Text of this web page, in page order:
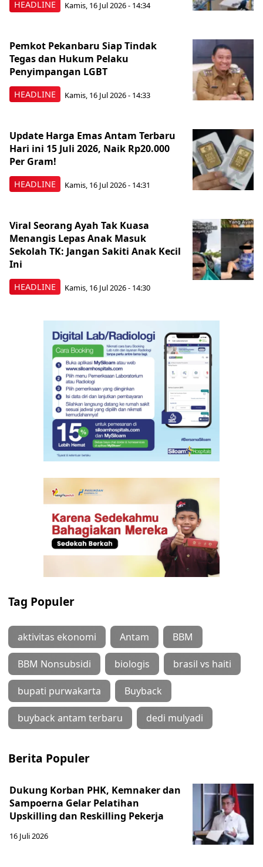
HEADLINE Kamis, 16 Jul 2026 - 14:34
HEADLINE
Pemkot Pekanbaru Siap Tindak
Tegas dan Hukum Pelaku
Penyimpangan LGBT
Kamis, 16 Jul 2026 - 14:33
HEADLINE
Update Harga Emas Antam Terbaru
Hari ini 15 Juli 2026, Naik Rp20.000
Per Gram!
Kamis, 16 Jul 2026 - 14:31
HEADLINE
Viral Seorang Ayah Tak Kuasa
Menangis Lepas Anak Masuk
Sekolah TK: Jangan Sakiti Anak Kecil
Ini
Kamis, 16 Jul 2026 - 14:30
Tag Populer
aktivitas ekonomi Antam BBM
BBM Nonsubsidi biologis brasil vs haiti
bupati purwakarta Buyback
buyback antam terbaru dedi mulyadi
Berita Populer
Dukung Korban PHK, Kemnaker dan
Sampoerna Gelar Pelatihan
Upskilling dan Reskilling Pekerja
16 Juli 2026